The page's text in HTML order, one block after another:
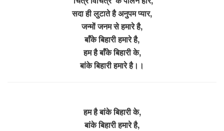
सदा ही लुटाते है अनुपम प्यार,
जन्मों जनम से हमारे है,
बाँके बिहारी हमारे है,
हम है बाँके बिहारी के,
बांके बिहारी हमारे है।।
हम है बांके बिहारी के,
बांके बिहारी हमारे है,